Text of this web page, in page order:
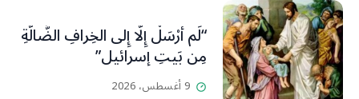
“لَم أُرْسَلْ إِلَّا إِلى الخِرافِ الضَّالَّةِ
مِن بَيتِ إسرائيل”
9 أغسطس، 2026